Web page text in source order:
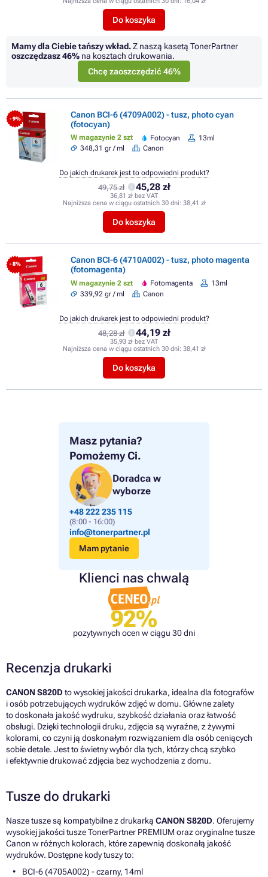
Masz pytania?
Pomożemy Ci.
Doradca w
wyborze
+48 222 235 115
(8:00 - 16:00)
info@tonerpartner.pl
Mam pytanie
Klienci nas chwalą
92%
pozytywnych ocen w ciągu 30 dni
Do koszyka
Mamy dla Ciebie tańszy wkład.Z naszą kasetą TonerPartner
oszczędzasz46% na kosztach drukowania.
Chcę zaoszczędzić 46%
- 9%
Canon BCI-6 (4709A002) - tusz, photo cyan
(fotocyan)
W magazynie 2 szt Fotocyan
13ml
348,31 gr / ml
Canon
49,75 zł 45,28 zł
36,81 zł bez VAT
Najniższa cena w ciągu ostatnich 30 dni: 38,41 zł
Do koszyka
Do jakich drukarek jest to odpowiedni produkt?
- 8%
Canon BCI-6 (4710A002) - tusz, photo magenta
(fotomagenta)
W magazynie 2 szt Fotomagenta
13ml
339,92 gr / ml
Canon
48,28 zł 44,19 zł
35,93 zł bez VAT
Najniższa cena w ciągu ostatnich 30 dni: 38,41 zł
Do koszyka
Do jakich drukarek jest to odpowiedni produkt?
Recenzja drukarki
CANON S820D to wysokiej jakości drukarka, idealna dla fotografów
i osób potrzebujących wydruków zdjęć w domu. Główne zalety
to doskonała jakość wydruku, szybkość działania oraz łatwość
obsługi. Dzięki technologii druku, zdjęcia są wyraźne, z żywymi
kolorami, co czyni ją doskonałym rozwiązaniem dla osób ceniących
sobie detale. Jest to świetny wybór dla tych, którzy chcą szybko
i efektywnie drukować zdjęcia bez wychodzenia z domu.
Tusze do drukarki
Nasze tusze są kompatybilne z drukarką CANON S820D. Oferujemy
wysokiej jakości tusze TonerPartner PREMIUM oraz oryginalne tusze
Canon w różnych kolorach, które zapewnią doskonałą jakość
wydruków. Dostępne kody tuszy to:
BCI-6 (4705A002) - czarny, 14ml